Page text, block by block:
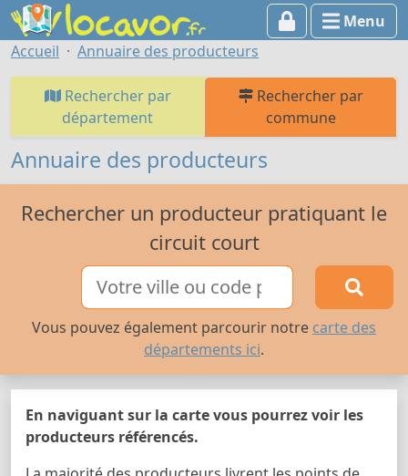
Menu
Accueil
Annuaire des producteurs
Rechercher par
département
Rechercher par
commune
Annuaire des producteurs
Rechercher un producteur pratiquant le
circuit court
Vous pouvez également parcourir notre carte des
départements ici.
En naviguant sur la carte vous pourrez voir les
producteurs référencés.